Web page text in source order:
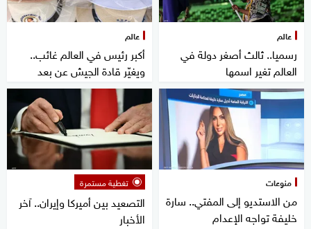
عالم
رسميا.. ثالث أصغر دولة في
العالم تغير اسمها
عالم
أكبر رئيس في العالم غائب..
ويغيّر قادة الجيش عن بعد
منوعات
من الاستديو إلى المفتي.. سارة
خليفة تواجه الإعدام
تغطية مستمرة
التصعيد بين أميركا وإيران.. آخر
الأخبار